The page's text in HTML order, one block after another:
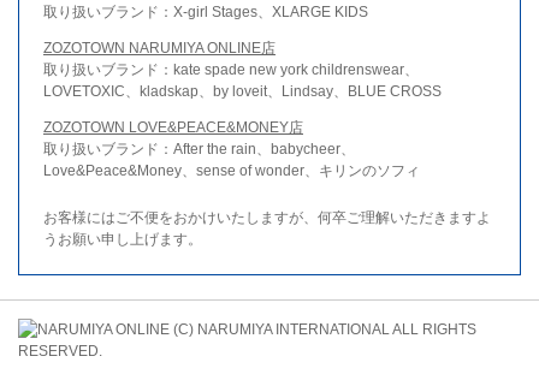
取り扱いブランド：X-girl Stages、XLARGE KIDS
ZOZOTOWN NARUMIYA ONLINE店
取り扱いブランド：kate spade new york childrenswear、
LOVETOXIC、kladskap、by loveit、Lindsay、BLUE CROSS
ZOZOTOWN LOVE&PEACE&MONEY店
取り扱いブランド：After the rain、babycheer、
Love&Peace&Money、sense of wonder、キリンのソフィ
お客様にはご不便をおかけいたしますが、何卒ご理解いただきますよ
うお願い申し上げます。